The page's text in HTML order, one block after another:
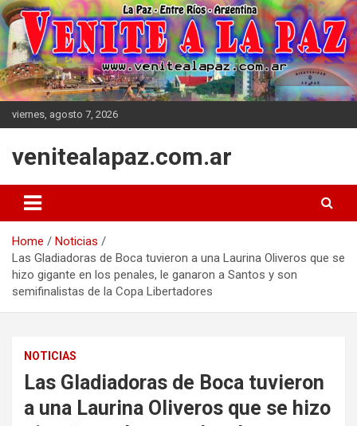
Skip
to
content
viernes, agosto 7, 2026
venitealapaz.com.ar
Home
Noticias
Las Gladiadoras de Boca tuvieron a una Laurina Oliveros que se
hizo gigante en los penales, le ganaron a Santos y son
semifinalistas de la Copa Libertadores
NOTICIAS
Las Gladiadoras de Boca tuvieron
a una Laurina Oliveros que se hizo